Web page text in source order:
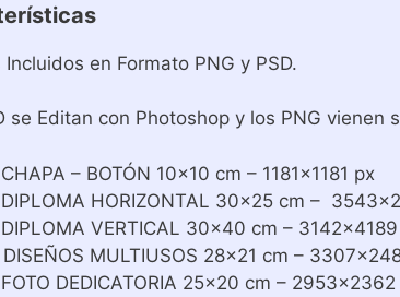
Incluidos en Formato PNG y PSD.
se Editan con Photoshop y los PNG
– BOTÓN 10×10 cm – 1181×1181 px
DIPLOMA HORIZONTAL 30×25 cm –
DIPLOMA VERTICAL 30×40 cm –
DISEÑOS MULTIUSOS 28×21 cm –
FOTO DEDICATORIA 25×20 cm – 2953×2362